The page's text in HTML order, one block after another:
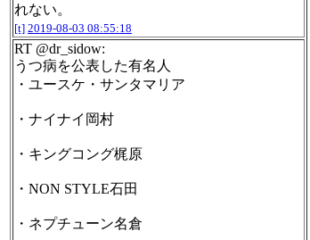
れない。
[t] 2019-08-03 08:55:18
RT @dr_sidow:
うつ病を公表した有名人
・ユースケ・サンタマリア
・ナイナイ岡村
・キングコング梶原
・NON STYLE石田
・ネプチューン名倉